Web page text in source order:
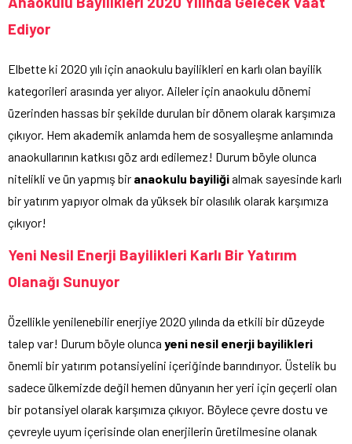
Ediyor
Elbette ki 2020 yılı için anaokulu bayilikleri en karlı olan bayilik
kategorileri arasında yer alıyor. Aileler için anaokulu dönemi
üzerinden hassas bir şekilde durulan bir dönem olarak karşımıza
çıkıyor. Hem akademik anlamda hem de sosyalleşme anlamında
anaokullarının katkısı göz ardı edilemez! Durum böyle olunca
nitelikli ve ün yapmış bir anaokulu bayiliğialmak sayesinde karlı
bir yatırım yapıyor olmak da yüksek bir olasılık olarak karşımıza
çıkıyor!
Yeni Nesil Enerji Bayilikleri Karlı Bir Yatırım
Olanağı Sunuyor
Özellikle yenilenebilir enerjiye 2020 yılında da etkili bir düzeyde
talep var! Durum böyle olunca yeni nesil enerji bayilikleri
önemli bir yatırım potansiyelini içeriğinde barındırıyor. Üstelik bu
sadece ülkemizde değil hemen dünyanın her yeri için geçerli olan
bir potansiyel olarak karşımıza çıkıyor. Böylece çevre dostu ve
çevreyle uyum içerisinde olan enerjilerin üretilmesine olanak